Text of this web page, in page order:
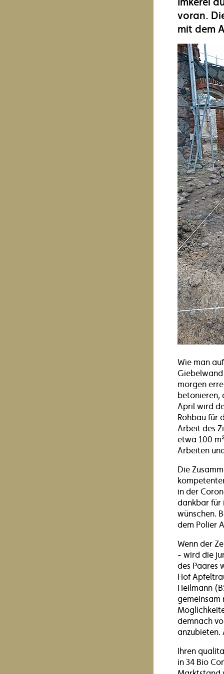
voran.
mit dem
Wie man
Giebelwand
morgen
betonieren,
April wird
Rohbau für
Arbeit des
etwa 100
Arbeiten
Die
in der
dankbar für
wünschen.
dem Polier
Wenn der
- wird die
des Paares
Hof
Heilmann
gemeinsam
demnach
anzubieten.
Ihren
in 34 Bio